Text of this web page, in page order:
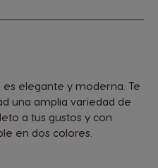
es elegante y moderna. Te
una amplia variedad de
a tus gustos y con
en dos colores.